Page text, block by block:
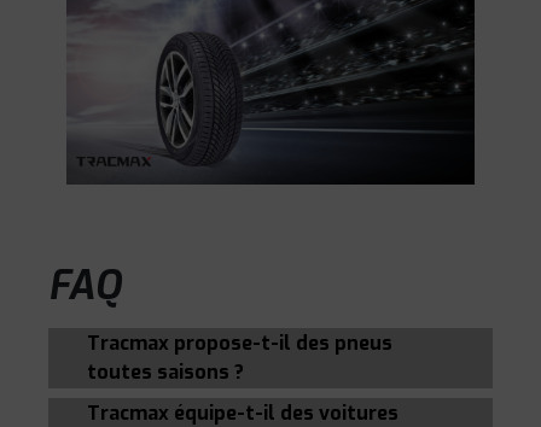
FAQ
Tracmax propose-t-il des pneus
toutes saisons ?
Tracmax équipe-t-il des voitures